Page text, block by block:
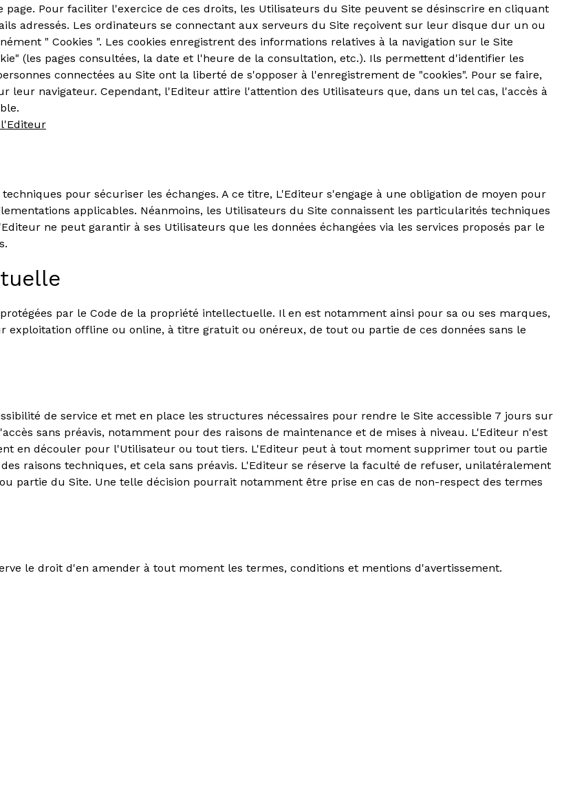
Pour faciliter l'exercice de ces droits, les Utilisateurs du Site peuvent se désinscrire en cliquant
adressés. Les ordinateurs se connectant aux serveurs du Site reçoivent sur leur disque dur un ou
" Cookies ". Les cookies enregistrent des informations relatives à la navigation sur le Site
(les pages consultées, la date et l'heure de la consultation, etc.). Ils permettent d'identifier les
connectées au Site ont la liberté de s'opposer à l'enregistrement de "cookies". Pour se faire,
leur navigateur. Cependant, l'Editeur attire l'attention des Utilisateurs que, dans un tel cas, l'accès à
l'Editeur
pour sécuriser les échanges. A ce titre, L'Editeur s'engage à une obligation de moyen pour
applicables. Néanmoins, les Utilisateurs du Site connaissent les particularités techniques
ne peut garantir à ses Utilisateurs que les données échangées via les services proposés par le
par le Code de la propriété intellectuelle. Il en est notamment ainsi pour sa ou ses marques,
exploitation offline ou online, à titre gratuit ou onéreux, de tout ou partie de ces données sans le
de service et met en place les structures nécessaires pour rendre le Site accessible 7 jours sur
sans préavis, notamment pour des raisons de maintenance et de mises à niveau. L'Editeur n'est
en découler pour l'Utilisateur ou tout tiers. L'Editeur peut à tout moment supprimer tout ou partie
raisons techniques, et cela sans préavis. L'Editeur se réserve la faculté de refuser, unilatéralement
partie du Site. Une telle décision pourrait notamment être prise en cas de non-respect des termes
le droit d'en amender à tout moment les termes, conditions et mentions d'avertissement.